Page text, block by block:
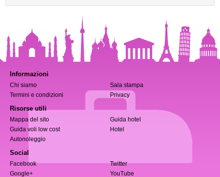
Informazioni
Chi siamo
Sala stampa
Termini e condizioni
Privacy
Risorse utili
Mappa del sito
Guida hotel
Guida voli low cost
Hotel
Autonoleggio
Social
Facebook
Twitter
Google+
YouTube